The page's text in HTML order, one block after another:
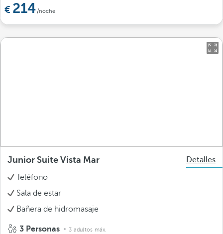
214/noche
Junior Suite Vista Mar
Detalles
Teléfono
Sala de estar
Bañera de hidromasaje
3 Personas 3 adultos máx.